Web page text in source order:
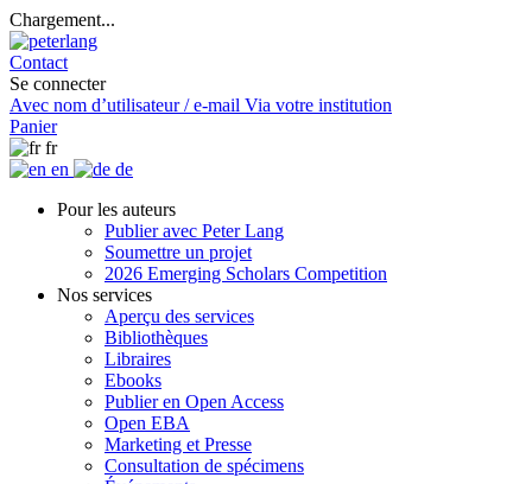
Chargement...
Contact
Se connecter
Avec nom d’utilisateur / e-mail Via votre institution
Panier
fr
en
de
Pour les auteurs
Publier avec Peter Lang
Soumettre un projet
2026 Emerging Scholars Competition
Nos services
Aperçu des services
Bibliothèques
Libraires
Ebooks
Publier en Open Access
Open EBA
Marketing et Presse
Consultation de spécimens